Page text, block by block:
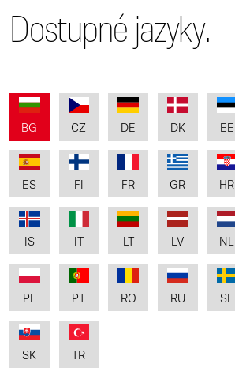
Dostupné jazyky.
BG CZ DE DK EE
ES FI FR GR HR
IS LT LV NL
PL PT RO RU SE
SK TR